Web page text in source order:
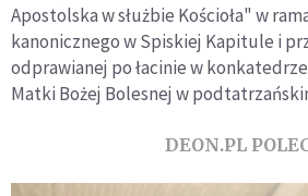
Apostolska w służbie Kościoła" w
kanonicznego w Spiskiej Kapitule i
odprawianej po łacinie w
Matki Bożej Bolesnej w
DEON.PL